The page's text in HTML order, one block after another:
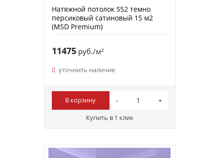
Натяжной потолок S52 темно
персиковый сатиновый 15 м2
(MSD Premium)
11475руб./м²
уточнить наличие
В корзину
Купить в 1 клик